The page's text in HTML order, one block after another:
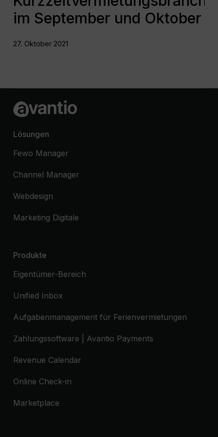
im September und Oktober
27. Oktober 2021
Lösungen
Fewo Manager
Channel Manager
Webdesign
Marketing Digitale
Produkte
Eigentümer-Bereich
Unified Inbox
Aufgabenmanagement für Ferienvermietungen
Zahlungssoftware | Avantio Payments
Revenue Calendar
Online Check-in
Marketplace